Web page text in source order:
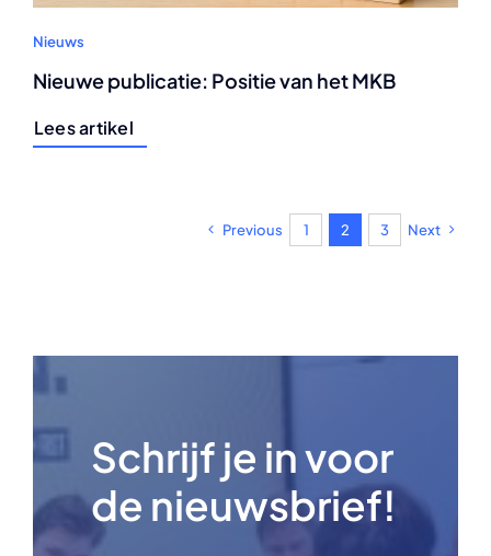
Nieuws
Nieuwe publicatie: Positie van het MKB
Lees artikel
Previous 1 2 3 Next
Schrijf je in voor
de nieuwsbrief!